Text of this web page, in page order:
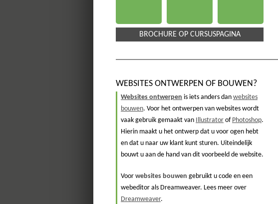
BROCHURE OP CURSUSPAGINA
WEBSITES ONTWERPEN OF BOUWEN?
Websites ontwerpen is iets anders dan websites
bouwen. Voor het ontwerpen van websites wordt
vaak gebruik gemaakt van Illustrator of Photoshop.
Hierin maakt u het ontwerp dat u voor ogen hebt
en dat u naar uw klant kunt sturen. Uiteindelijk
bouwt u aan de hand van dit voorbeeld de website.
Voor websites bouwen gebruikt u code en een
webeditor als Dreamweaver. Lees meer over
Dreamweaver.